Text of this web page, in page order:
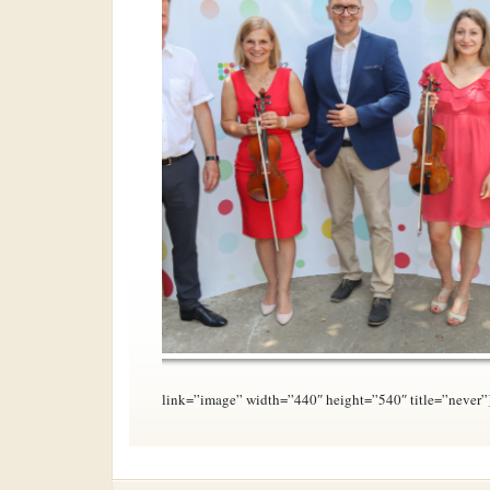
link=”image” width=”440″ height=”540″